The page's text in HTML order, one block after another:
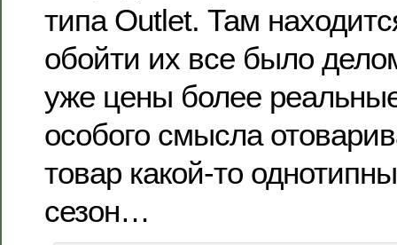
типа Outlet. Там
обойти их все было
уже цены более
особого смысла
товар какой-то
сезон…